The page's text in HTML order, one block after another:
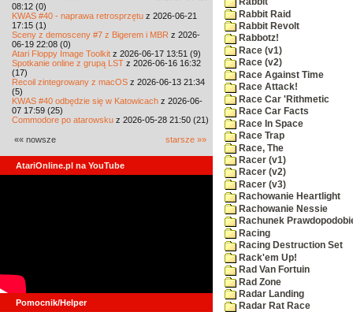
08:12 (0)
KWAS #40 - naprawa retrosprzętu z 2026-06-21
17:15 (1)
Sceny z demosceny #7 z Bigerem i MBR z 2026-
06-19 22:08 (0)
Atari Floppy Image Toolkit z 2026-06-17 13:51 (9)
Spotkanie online z grupą LST z 2026-06-16 16:32
(17)
Recoil zintegrowany z macOS z 2026-06-13 21:34
(5)
KWAS #40 odbędzie się w Katowicach z 2026-06-
07 17:59 (25)
Commodore po atarowsku z 2026-05-28 21:50 (21)
«« nowsze starsze »»
AtariOnline.pl na YouTube
Pomocnik/Helper
Rabbit Raid
Rabbit Revolt
Rabbotz!
Race (v1)
Race (v2)
Race Against Time
Race Attack!
Race Car 'Rithmetic
Race Car Facts
Race In Space
Race Trap
Race, The
Racer (v1)
Racer (v2)
Racer (v3)
Rachowanie Heartlight
Rachowanie Nessie
Rachunek
Racing
Racing Destruction Set
Rack'em Up!
Rad Van Fortuin
Rad Zone
Radar Landing
Radar Rat Race